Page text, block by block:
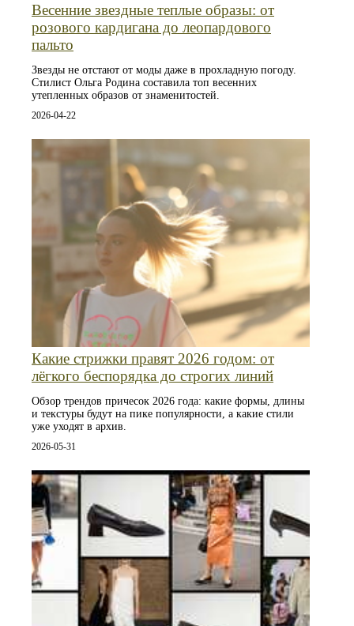
Весенние звездные теплые образы: от
розового кардигана до леопардового
пальто
Звезды не отстают от моды даже в прохладную погоду.
Стилист Ольга Родина составила топ весенних
утепленных образов от знаменитостей.
2026-04-22
Какие стрижки правят 2026 годом: от
лёгкого беспорядка до строгих линий
Обзор трендов причесок 2026 года: какие формы, длины
и текстуры будут на пике популярности, а какие стили
уже уходят в архив.
2026-05-31